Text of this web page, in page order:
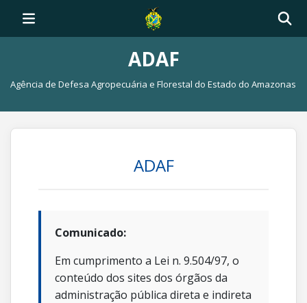
ADAF
Agência de Defesa Agropecuária e Florestal do Estado do Amazonas
ADAF
Comunicado:
Em cumprimento a Lei n. 9.504/97, o
conteúdo dos sites dos órgãos da
administração pública direta e indireta